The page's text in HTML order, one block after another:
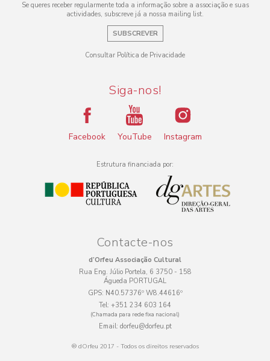
Se queres receber regularmente toda a informação sobre a associação e suas
actividades, subscreve já a nossa mailing list.
SUBSCREVER
Consultar Política de Privacidade
Siga-nos!
Facebook YouTube Instagram
Estrutura financiada por:
Contacte-nos
d’Orfeu Associação Cultural
Rua Eng. Júlio Portela, 6 3750 - 158
Águeda PORTUGAL
GPS: N40.57376º W8.44616º
Tel: +351 234 603 164
(Chamada para rede fixa nacional)
Email: dorfeu@dorfeu.pt
® dOrfeu 2017 - Todos os direitos reservados